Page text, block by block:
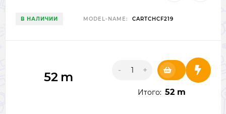
В НАЛИЧИИ MODEL-NAME: CARTCHCF219
52 m - +
Итого: 52 m